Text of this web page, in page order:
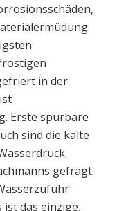
in der
Erste spürbare
sind die kalte
gefragt.
das einzige,